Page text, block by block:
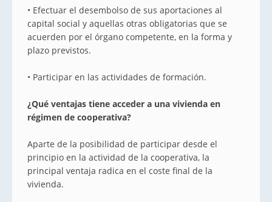
• Efectuar el desembolso de sus aportaciones al
capital social y aquellas otras obligatorias que se
acuerden por el órgano competente, en la forma y
plazo previstos.
• Participar en las actividades de formación.
¿Qué ventajas tiene acceder a una vivienda en
régimen de cooperativa?
Aparte de la posibilidad de participar desde el
principio en la actividad de la cooperativa, la
principal ventaja radica en el coste final de la
vivienda.